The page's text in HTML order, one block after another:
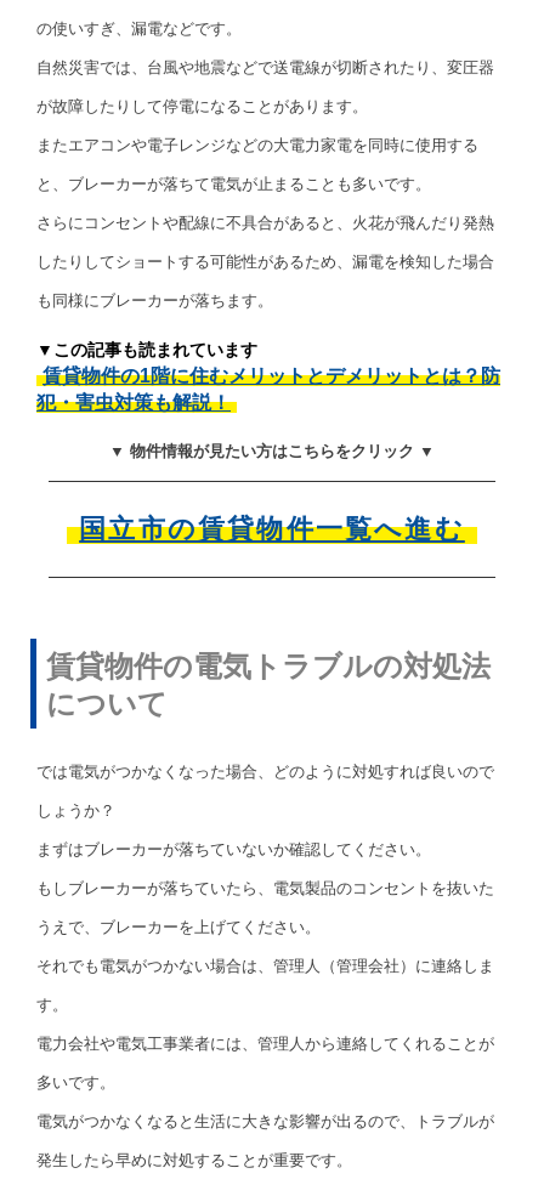
の使いすぎ、漏電などです。
自然災害では、台風や地震などで送電線が切断されたり、変圧器
が故障したりして停電になることがあります。
またエアコンや電子レンジなどの大電力家電を同時に使用する
と、ブレーカーが落ちて電気が止まることも多いです。
さらにコンセントや配線に不具合があると、火花が飛んだり発熱
したりしてショートする可能性があるため、漏電を検知した場合
も同様にブレーカーが落ちます。
▼この記事も読まれています
賃貸物件の1階に住むメリットとデメリットとは？防
犯・害虫対策も解説！
▼ 物件情報が見たい方はこちらをクリック ▼
国立市の賃貸物件一覧へ進む
賃貸物件の電気トラブルの対処法
について
では電気がつかなくなった場合、どのように対処すれば良いので
しょうか？
まずはブレーカーが落ちていないか確認してください。
もしブレーカーが落ちていたら、電気製品のコンセントを抜いた
うえで、ブレーカーを上げてください。
それでも電気がつかない場合は、管理人（管理会社）に連絡しま
す。
電力会社や電気工事業者には、管理人から連絡してくれることが
多いです。
電気がつかなくなると生活に大きな影響が出るので、トラブルが
発生したら早めに対処することが重要です。